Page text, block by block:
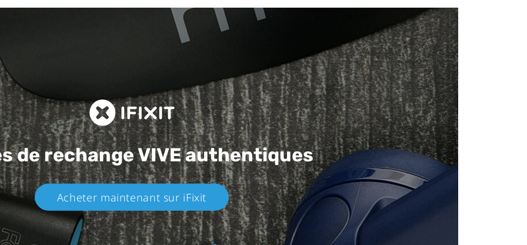
de rechangeVIVE authentiques​
Acheter maintenant sur iFixit​